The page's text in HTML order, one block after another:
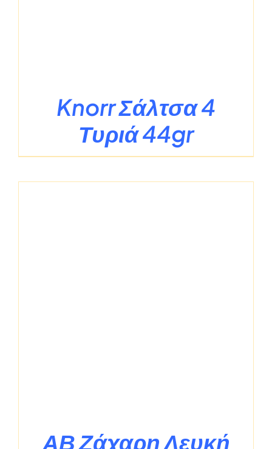
Knorr Σάλτσα 4
Τυριά 44gr
ΑΒ Ζάχαρη Λευκή